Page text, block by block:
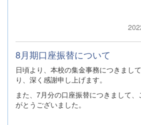
8月期口座振替について
日頃より、本校の集金事務につきまし
り、深く感謝申し上げます。
また、7月分の口座振替につきまして
がとうございました。